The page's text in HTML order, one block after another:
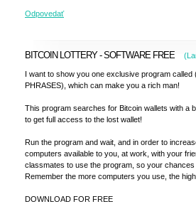
Odpovedať
BITCOIN LOTTERY - SOFTWARE FREE (
I want to show you one exclusive program
PHRASES), which can make you a rich man!
This program searches for Bitcoin wallets with a
to get full access to the lost wallet!
Run the program and wait, and in order to
computers available to you, at work, with your
classmates to use the program, so your chances
Remember the more computers you use, the
DOWNLOAD FOR FREE